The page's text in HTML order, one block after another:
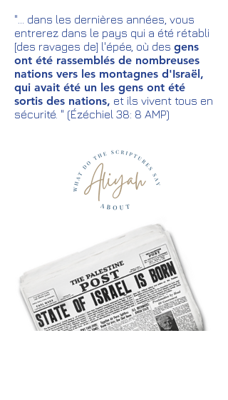
"... dans les dernières années, vous
entrerez dans le pays qui a été rétabli
[des ravages de] l'épée, où des gens
ont été rassemblés de nombreuses
nations vers les montagnes d'Israël,
qui avait été un les gens ont été
sortis des nations, et ils vivent tous en
sécurité. " (Ézéchiel 38: 8 AMP)